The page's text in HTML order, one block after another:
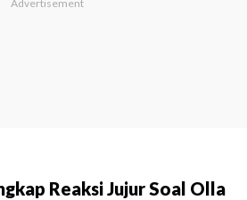
Reaksi Jujur Soal Olla